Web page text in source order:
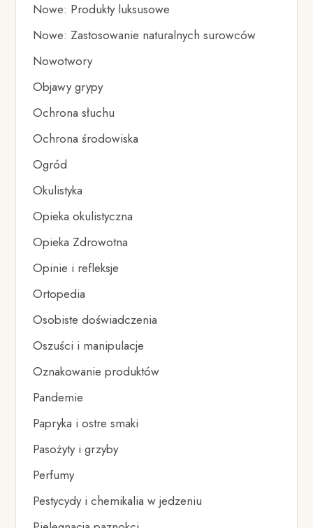
Nowe: Produkty luksusowe
Nowe: Zastosowanie naturalnych surowców
Nowotwory
Objawy grypy
Ochrona słuchu
Ochrona środowiska
Ogród
Okulistyka
Opieka okulistyczna
Opieka Zdrowotna
Opinie i refleksje
Ortopedia
Osobiste doświadczenia
Oszuści i manipulacje
Oznakowanie produktów
Pandemie
Papryka i ostre smaki
Pasożyty i grzyby
Perfumy
Pestycydy i chemikalia w jedzeniu